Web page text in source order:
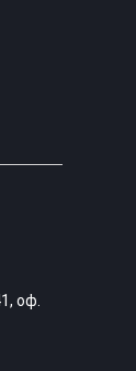
оф.